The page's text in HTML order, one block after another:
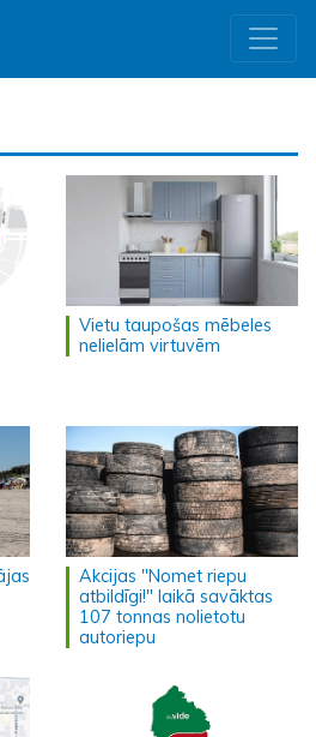
Vietu taupošas mēbeles
nelielām virtuvēm
Akcijas "Nomet riepu
atbildīgi!" laikā savāktas
107 tonnas nolietotu
autoriepu